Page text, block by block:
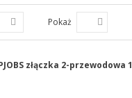
Pokaż
złączka 2-